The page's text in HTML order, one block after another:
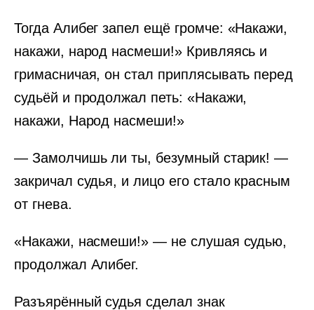
Тогда Алибег запел ещё громче: «Накажи,
накажи, народ насмеши!» Кривляясь и
гримасничая, он стал приплясывать перед
судьёй и продолжал петь: «Накажи,
накажи, Народ насмеши!»
— Замолчишь ли ты, безумный старик! —
закричал судья, и лицо его стало красным
от гнева.
«Накажи, насмеши!» — не слушая судью,
продолжал Алибег.
Разъярённый судья сделал знак